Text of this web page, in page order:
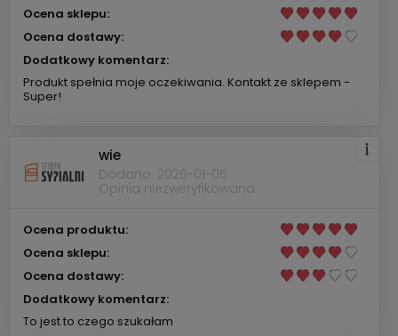
Ocena sklepu:
Ocena dostawy:
Dodatkowy komentarz:
Produkt spełnia moje oczekiwania. Kontakt ze sklepem -
Super!
wie
Dodano: 2026-01-05
Opinia niezweryfikowana
Ocena produktu:
Ocena sklepu:
Ocena dostawy:
Dodatkowy komentarz:
To jest to czego szukałam